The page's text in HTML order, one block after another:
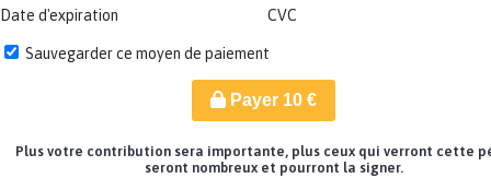
Date d'expiration CVC
Sauvegarder ce moyen de paiement
Payer 10€
Plus votre contribution sera importante, plus ceux qui verront cette
seront nombreux et pourront la signer.